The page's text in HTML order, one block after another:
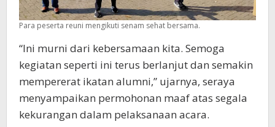
Para peserta reuni mengikuti senam sehat bersama.
“Ini murni dari kebersamaan kita. Semoga
kegiatan seperti ini terus berlanjut dan semakin
mempererat ikatan alumni,” ujarnya, seraya
menyampaikan permohonan maaf atas segala
kekurangan dalam pelaksanaan acara.